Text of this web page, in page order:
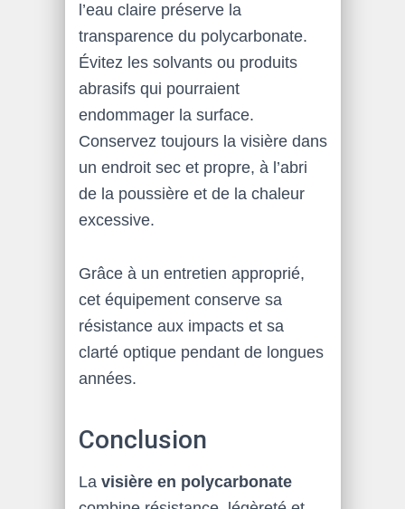
l’eau claire préserve la
transparence du polycarbonate.
Évitez les solvants ou produits
abrasifs qui pourraient
endommager la surface.
Conservez toujours la visière dans
un endroit sec et propre, à l’abri
de la poussière et de la chaleur
excessive.
Grâce à un entretien approprié,
cet équipement conserve sa
résistance aux impacts et sa
clarté optique pendant de longues
années.
Conclusion
La visière en polycarbonate